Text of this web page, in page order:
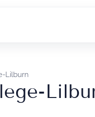
Lilburn